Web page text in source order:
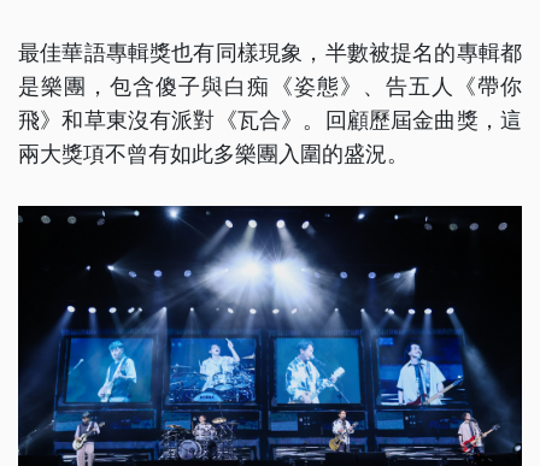
最佳華語專輯獎也有同樣現象，半數被提名的專輯都
是樂團，包含傻子與白痴《姿態》、告五人《帶你
飛》和草東沒有派對《瓦合》。回顧歷屆金曲獎，這
兩大獎項不曾有如此多樂團入圍的盛況。